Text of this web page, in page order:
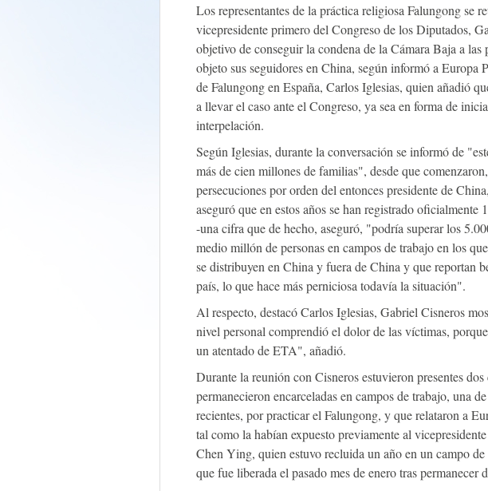
Los representantes de la práctica religiosa Falungong se
vicepresidente primero del Congreso de los Diputados,
objetivo de conseguir la condena de la Cámara Baja a las
objeto sus seguidores en China, según informó a Europa
de Falungong en España, Carlos Iglesias, quien añadió
a llevar el caso ante el Congreso, ya sea en forma de
interpelación.
Según Iglesias, durante la conversación se informó de
más de cien millones de familias", desde que
persecuciones por orden del entonces presidente de
aseguró que en estos años se han registrado oficialmente
-una cifra que de hecho, aseguró, "podría superar los
medio millón de personas en campos de trabajo en los
se distribuyen en China y fuera de China y que reportan
país, lo que hace más perniciosa todavía la situación".
Al respecto, destacó Carlos Iglesias, Gabriel Cisneros
nivel personal comprendió el dolor de las víctimas,
un atentado de ETA", añadió.
Durante la reunión con Cisneros estuvieron presentes
permanecieron encarceladas en campos de trabajo, una
recientes, por practicar el Falungong, y que relataron a
tal como la habían expuesto previamente al
Chen Ying, quien estuvo recluida un año en un campo
que fue liberada el pasado mes de enero tras permanecer